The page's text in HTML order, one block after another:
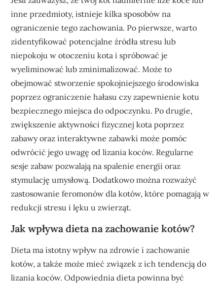
inne przedmioty, istnieje kilka sposobów na
ograniczenie tego zachowania. Po pierwsze, warto
zidentyfikować potencjalne źródła stresu lub
niepokoju w otoczeniu kota i spróbować je
wyeliminować lub zminimalizować. Może to
obejmować stworzenie spokojniejszego środowiska
poprzez ograniczenie hałasu czy zapewnienie kotu
bezpiecznego miejsca do odpoczynku. Po drugie,
zwiększenie aktywności fizycznej kota poprzez
zabawy oraz interaktywne zabawki może pomóc
odwrócić jego uwagę od lizania koców. Regularne
sesje zabaw pozwalają na spalenie energii oraz
stymulację umysłową. Dodatkowo można rozważyć
zastosowanie feromonów dla kotów, które pomagają w
redukcji stresu i lęku u zwierząt.
Jak wpływa dieta na zachowanie kotów?
Dieta ma istotny wpływ na zdrowie i zachowanie
kotów, a także może mieć związek z ich tendencją do
lizania koców. Odpowiednia dieta powinna być